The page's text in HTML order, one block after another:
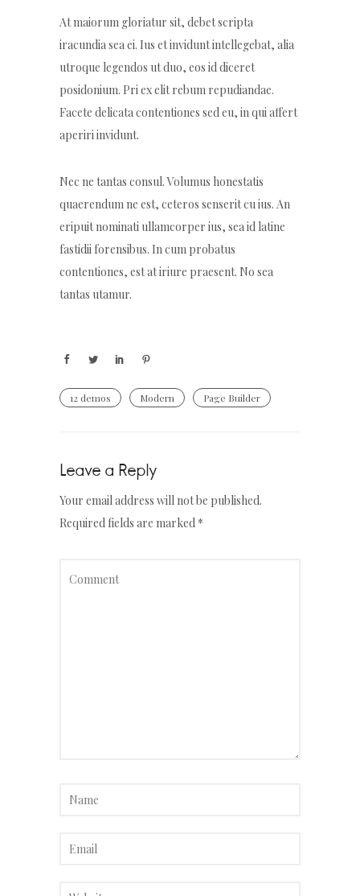
At maiorum gloriatur sit, debet scripta
iracundia sea ei. Ius et invidunt intellegebat, alia
utroque legendos ut duo, eos id diceret
posidonium. Pri ex elit rebum repudiandae.
Facete delicata contentiones sed eu, in qui affert
aperiri invidunt.
Nec ne tantas consul. Volumus honestatis
quaerendum ne est, ceteros senserit cu ius. An
eripuit nominati ullamcorper ius, sea id latine
fastidii forensibus. In cum probatus
contentiones, est at iriure praesent. No sea
tantas utamur.
12 demos Modern Page Builder
Leave a Reply
Your email address will not be published.
Required fields are marked *